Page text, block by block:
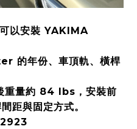
以安裝 YAKIMA
的年份、車頂軌、橫桿
量約 84 lbs，安裝前
距與固定方式。